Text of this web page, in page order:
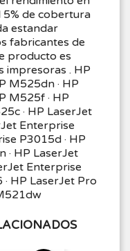
5% de cobertura
estandar
fabricantes de
producto es
impresoras . HP
M525dn · HP
M525f · HP
· HP LaserJet
Enterprise
P3015d · HP
· HP LaserJet
Enterprise
HP LaserJet Pro